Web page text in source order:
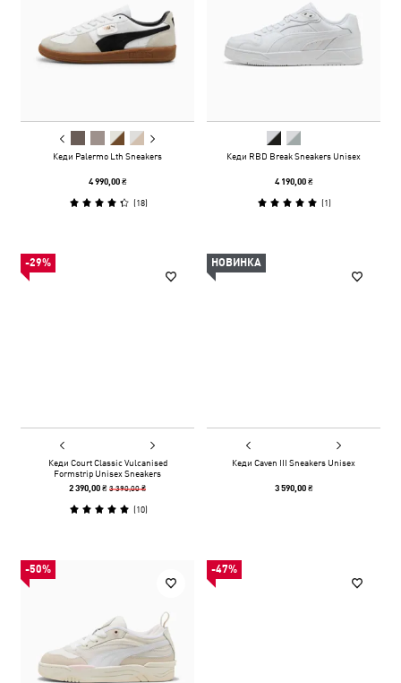
Кеди Palermo Lth Sneakers
4 990,00 ₴
(18)
Кеди RBD Break Sneakers Unisex
4 190,00 ₴
(1)
-29%
Кеди Court Classic Vulcanised
Formstrip Unisex Sneakers
2 390,00 ₴3 390,00 ₴
(10)
НОВИНКА
Кеди Caven III Sneakers Unisex
3 590,00 ₴
-50% -47%